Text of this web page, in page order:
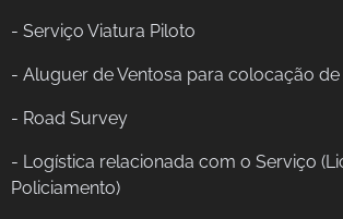
- Serviço Viatura Piloto
- Aluguer de Ventosa para colocação
- Road Survey
- Logística relacionada com o Serviço
Policiamento)